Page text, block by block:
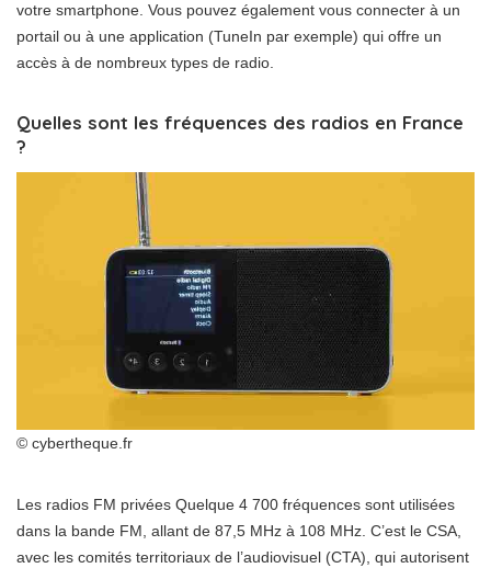
votre smartphone. Vous pouvez également vous connecter à un
portail ou à une application (TuneIn par exemple) qui offre un
accès à de nombreux types de radio.
Quelles sont les fréquences des radios en France
?
© cybertheque.fr
Les radios FM privées Quelque 4 700 fréquences sont utilisées
dans la bande FM, allant de 87,5 MHz à 108 MHz. C’est le CSA,
avec les comités territoriaux de l’audiovisuel (CTA), qui autorisent